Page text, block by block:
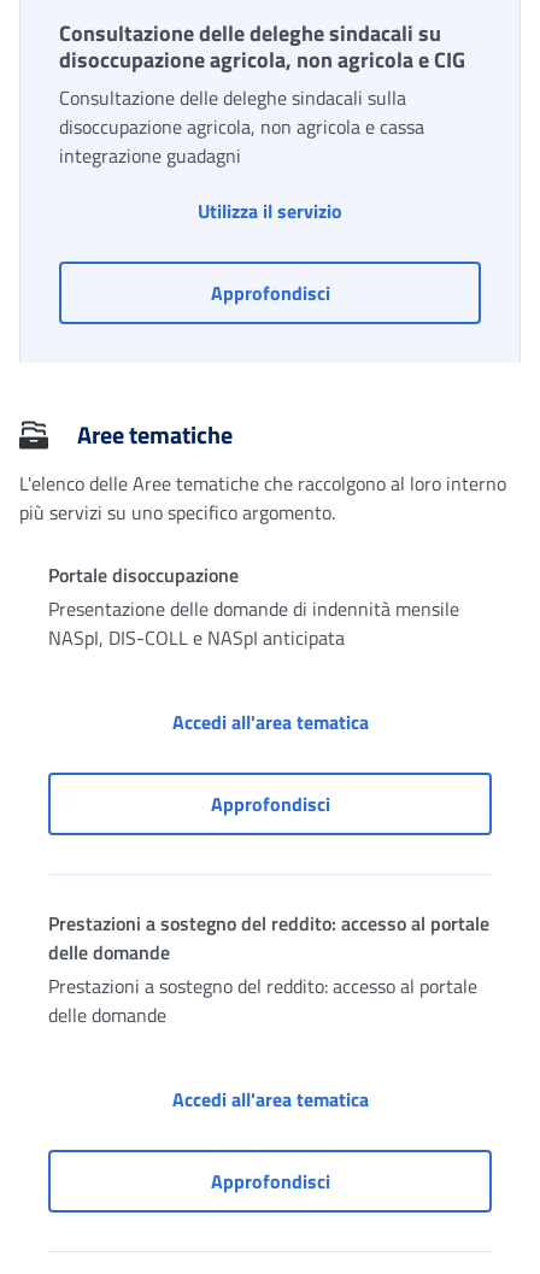
Consultazione delle deleghe sindacali su
disoccupazione agricola, non agricola e CIG
Consultazione delle deleghe sindacali sulla
disoccupazione agricola, non agricola e cassa
integrazione guadagni
Utilizza il servizio
ApprofondisciConsultazione delle
Aree tematiche
L'elenco delle Aree tematiche che raccolgono al loro interno
più servizi su uno specifico argomento.
Portale disoccupazione
Presentazione delle domande di indennità mensile
NASpI, DIS-COLL e NASpI anticipata
Accedi all'area tematicaPortale
ApprofondisciPortale disoccupazione
Prestazioni a sostegno del reddito: accesso al portale
delle domande
Prestazioni a sostegno del reddito: accesso al portale
delle domande
Accedi all'area tematicaPrestazioni a
ApprofondisciPrestazioni a sostegno